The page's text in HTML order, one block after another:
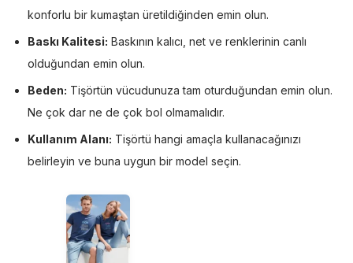
konforlu bir kumaştan üretildiğinden emin olun.
Baskı Kalitesi: Baskının kalıcı, net ve renklerinin canlı
olduğundan emin olun.
Beden: Tişörtün vücudunuza tam oturduğundan emin olun.
Ne çok dar ne de çok bol olmamalıdır.
Kullanım Alanı: Tişörtü hangi amaçla kullanacağınızı
belirleyin ve buna uygun bir model seçin.